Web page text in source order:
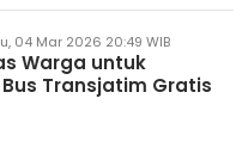
04 Mar 2026 20:49 WIB
Warga untuk
Transjatim Gratis